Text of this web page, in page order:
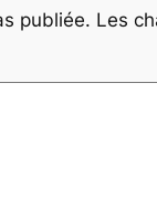
publiée. Les